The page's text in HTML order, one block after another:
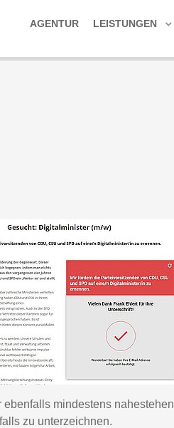
AGENTUR LEISTUNGEN
mindestens nahestehen
zu unterzeichnen.